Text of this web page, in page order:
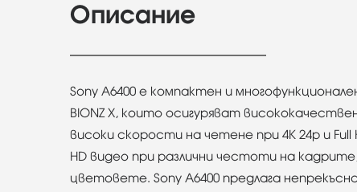
Описание
Sony A6400 е компактен и
BIONZ X, които осигуряват
високи скорости на четене при 4К 24p и
HD видео при различни честоти на
цветовете. Sony A6400 предлага